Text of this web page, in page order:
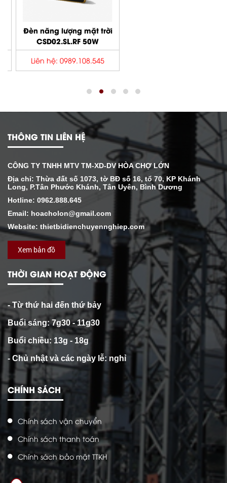
Đèn năng lượng mặt trời
CSD02.SL.RF 50W
Liên hệ: 0989.108.545
THÔNG TIN LIÊN HỆ
CÔNG TY TNHH MTV TM-XD-DV HÒA CHỢ LỚN
Địa chỉ: Thừa đất số 1073, tờ BĐ số 16, tổ 70, KP Khánh
Long, P.Tân Phước Khánh, Tân Uyên, Bình Dương
Hotline: 0962.888.645
Email: hoacholon@gmail.com
Website: thietbidienchuyennghiep.com
Xem bản đồ
THỜI GIAN HOẠT ĐỘNG
- Từ thứ hai đến thứ bảy
Buổi sáng: 7g30 - 11g30
Buổi chiều: 13g - 18g
- Chủ nhật và các ngày lễ: nghỉ
CHÍNH SÁCH
Chính sách vận chuyển
Chính sách thanh toán
Chính sách bảo mật TTKH